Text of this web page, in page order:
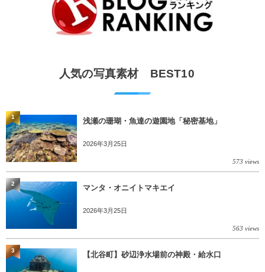
人気の写真素材 BEST10
浅瀬の珊瑚・魚達の遊園地「秘密基地」
2026年3月25日
573 views
1
マンタ・オニイトマキエイ
2026年3月25日
563 views
2
【北谷町】砂辺浄水場前の神殿・給水口
3